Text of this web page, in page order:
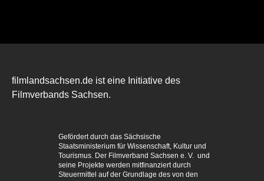
filmlandsachsen.de ist eine Initiative des
Filmverbands Sachsen.
Gefördert durch das Sächsische
Staatsministerium für Wissenschaft, Kultur und
Tourismus. Der Filmverband Sachsen e. V. und
seine Projekte werden mitfinanziert durch
Steuermittel auf der Grundlage des von den